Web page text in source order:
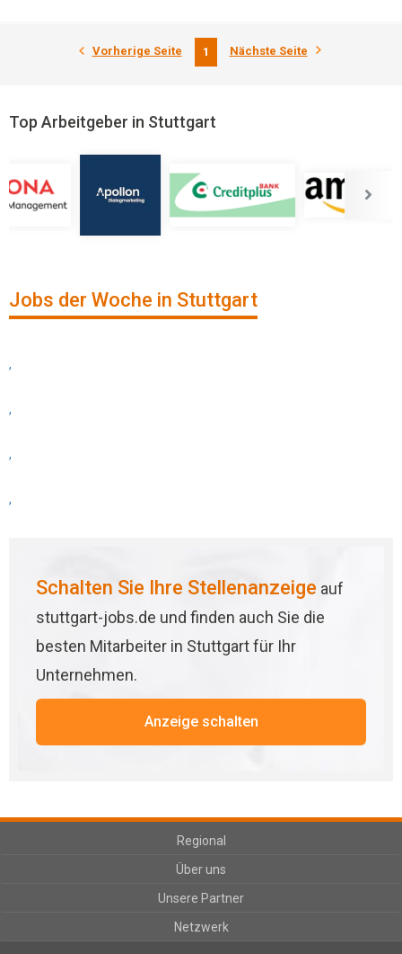
Vorherige Seite 1 Nächste Seite
Top Arbeitgeber in Stuttgart
Jobs der Woche in Stuttgart
,
,
,
,
Schalten Sie Ihre Stellenanzeige auf
stuttgart-jobs.de und finden auch Sie die
besten Mitarbeiter in Stuttgart für Ihr
Unternehmen.
Anzeige schalten
Regional
Über uns
Unsere Partner
Netzwerk